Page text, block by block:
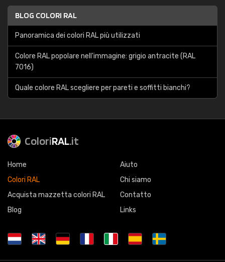
BLOG COLORI RAL
Panoramica dei colori RAL più utilizzati
Colore RAL popolare nell'immagine: grigio antracite (RAL
7016)
Quale colore RAL scegliere per pareti e soffitti bianchi?
ColoriRAL.it
Home
Colori RAL
Acquista mazzetta colori RAL
Blog
Aiuto
Chi siamo
Contatto
Links